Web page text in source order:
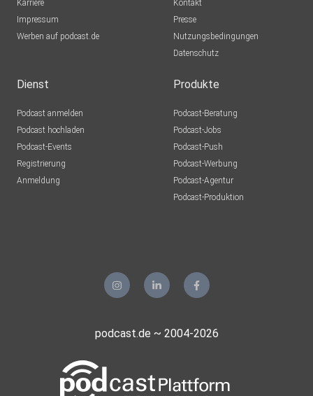
FaszinationStreichhoelzer
selters
Karriere
Impressum
Werben auf podcast.de
Kontakt
Presse
Nutzungsbedingungen
Datenschutz
Dienst
Podcast anmelden
Podcast hochladen
Podcast-Events
Registrierung
Anmeldung
Produkte
Podcast-Beratung
Podcast-Jobs
Podcast-Push
Podcast-Werbung
Podcast-Agentur
Podcast-Produktion
podcast.de ~ 2004-2026